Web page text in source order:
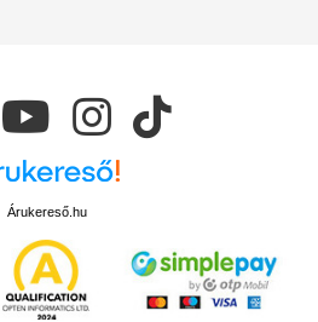
Árukereső.hu